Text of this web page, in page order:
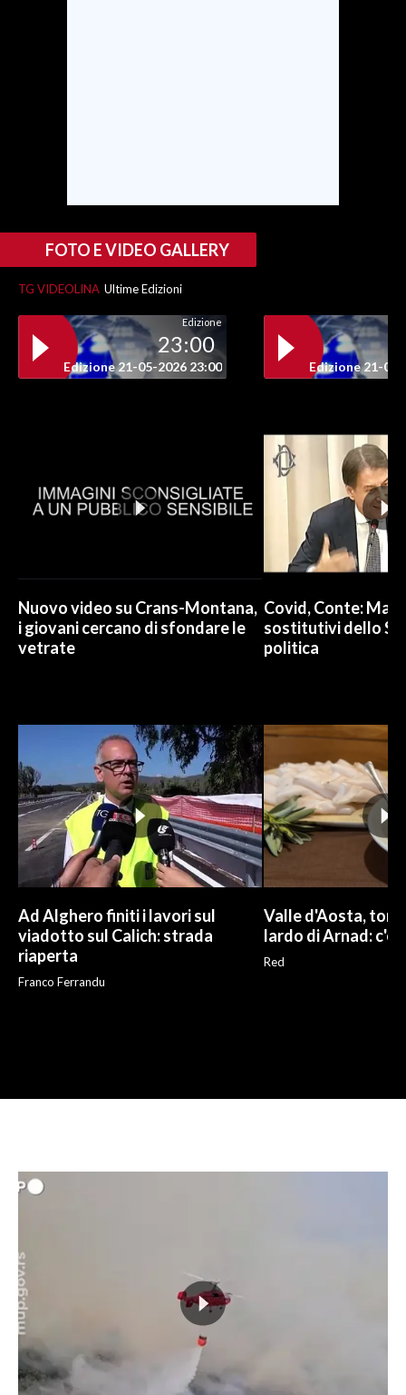
FOTO E VIDEO GALLERY
TG VIDEOLINA Ultime Edizioni
Edizione
23:00
Edizione 21-05-2026 23:00 Edizione 21-05-
Nuovo video su Crans-Montana,
i giovani cercano di sfondare le
vetrate
Covid, Conte: Mai
sostitutivi dello
politica
Ad Alghero finiti i lavori sul
viadotto sul Calich: strada
riaperta
Franco Ferrandu
Valle d'Aosta,
lardo di Arnad: c'è
Red